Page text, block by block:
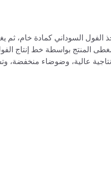
الفول السوداني كمادة خام،
المنتج بواسطة خط إنتاج